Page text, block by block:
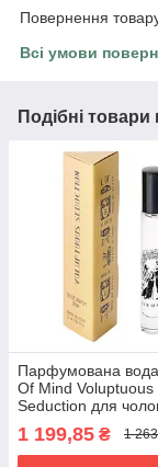
Повернення
Всі умови
Подібні товари
Парфумована
Of Mind Voluptuous
Seduction для
1 199,85 ₴ 1